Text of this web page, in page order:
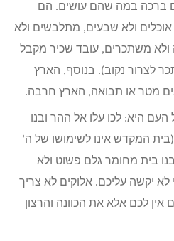
ברכה במה שהם עושים. הם
אוכלים ולא שבעים, מתלבשים ולא
ולא משתכרים, עובד שכיר מקבל
לצרור נקוב). בנוסף, הארץ
מטר או תבואה, הארץ חרבה.
היא: לכו עלו אל ההר ובנו
המקדש אינו לשימושו של ה’
בית מחומר גלם פשוט ולא
לא יקשה עליכם. אלוקים לא צריך
לכם אלא את הכוונה והרצון